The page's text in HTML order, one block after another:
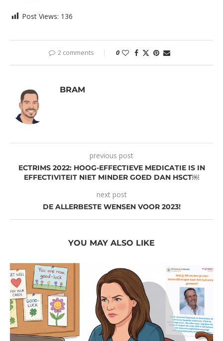
Post Views: 136
2 comments 0
BRAM
previous post
ECTRIMS 2022: HOOG-EFFECTIEVE MEDICATIE IS IN
EFFECTIVITEIT NIET MINDER GOED DAN HSCT￼
next post
DE ALLERBESTE WENSEN VOOR 2023!
YOU MAY ALSO LIKE